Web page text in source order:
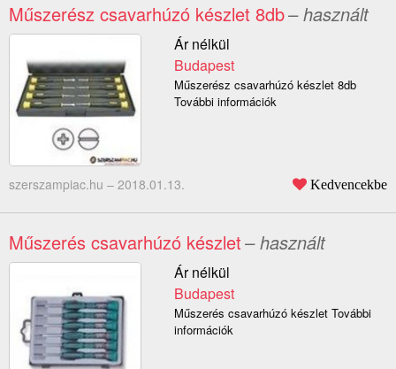
Műszerész csavarhúzó készlet 8db– használt
Ár nélkül
Budapest
Műszerész csavarhúzó készlet 8db
További információk
szerszampiac.hu – 2018.01.13. Kedvencekbe
Műszerés csavarhúzó készlet– használt
Ár nélkül
Budapest
Műszerés csavarhúzó készlet További
információk